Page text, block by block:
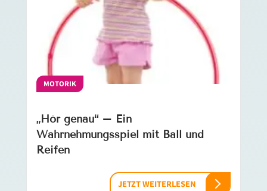
MOTORIK
„Hör genau“ – Ein
Wahrnehmungsspiel mit Ball und
Reifen
JETZT WEITERLESEN